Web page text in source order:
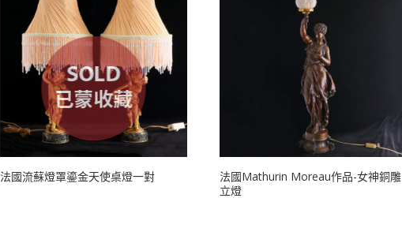
法國流蘇燈罩鎏金天使桌燈一對
法國Mathurin Moreau作品-女神銅雕
立燈